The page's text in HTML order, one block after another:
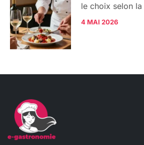
le choix selon la
4 MAI 2026